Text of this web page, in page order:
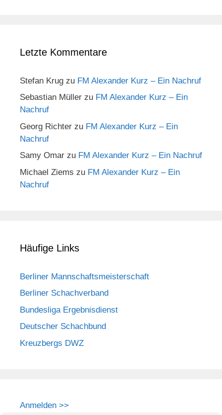
Letzte Kommentare
Stefan Krug zu FM Alexander Kurz – Ein Nachruf
Sebastian Müller zu FM Alexander Kurz – Ein
Nachruf
Georg Richter zu FM Alexander Kurz – Ein
Nachruf
Samy Omar zu FM Alexander Kurz – Ein Nachruf
Michael Ziems zu FM Alexander Kurz – Ein
Nachruf
Häufige Links
Berliner Mannschaftsmeisterschaft
Berliner Schachverband
Bundesliga Ergebnisdienst
Deutscher Schachbund
Kreuzbergs DWZ
Anmelden >>